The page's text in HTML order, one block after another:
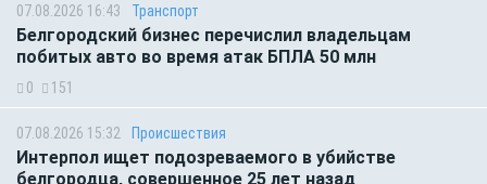
07.08.2026 16:43 Транспорт
Белгородский бизнес перечислил владельцам
побитых авто во время атак БПЛА 50 млн
0 151
07.08.2026 15:32 Происшествия
Интерпол ищет подозреваемого в убийстве
белгородца, совершенное 25 лет назад